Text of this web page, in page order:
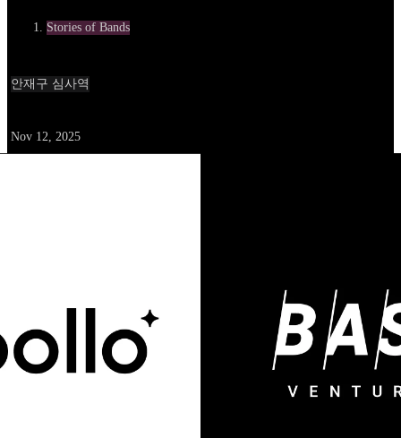
Stories of Bands
안재구 심사역
Nov 12, 2025